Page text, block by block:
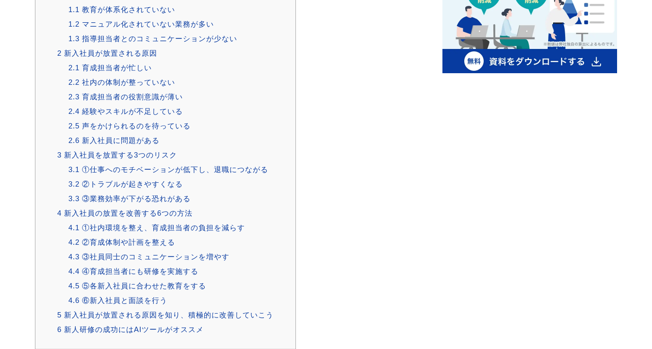
1.1 教育が体系化されていない
1.2 マニュアル化されていない業務が多い
1.3 指導担当者とのコミュニケーションが少ない
2 新入社員が放置される原因
2.1 育成担当者が忙しい
2.2 社内の体制が整っていない
2.3 育成担当者の役割意識が薄い
2.4 経験やスキルが不足している
2.5 声をかけられるのを待っている
2.6 新入社員に問題がある
3 新入社員を放置する3つのリスク
3.1 ①仕事へのモチベーションが低下し、退職につながる
3.2 ②トラブルが起きやすくなる
3.3 ③業務効率が下がる恐れがある
4 新入社員の放置を改善する6つの方法
4.1 ①社内環境を整え、育成担当者の負担を減らす
4.2 ②育成体制や計画を整える
4.3 ③社員同士のコミュニケーションを増やす
4.4 ④育成担当者にも研修を実施する
4.5 ⑤各新入社員に合わせた教育をする
4.6 ⑥新入社員と面談を行う
5 新入社員が放置される原因を知り、積極的に改善していこう
6 新人研修の成功にはAIツールがオススメ